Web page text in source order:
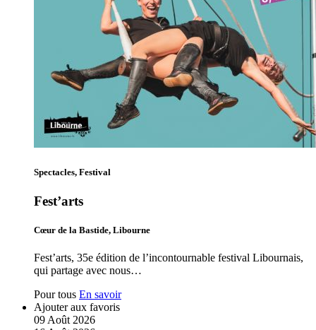
Spectacles, Festival
Fest’arts
Cœur de la Bastide, Libourne
Fest’arts, 35e édition de l’incontournable festival Libournais,
qui partage avec nous…
Pour tous En savoir
Ajouter aux favoris
09 Août 2026